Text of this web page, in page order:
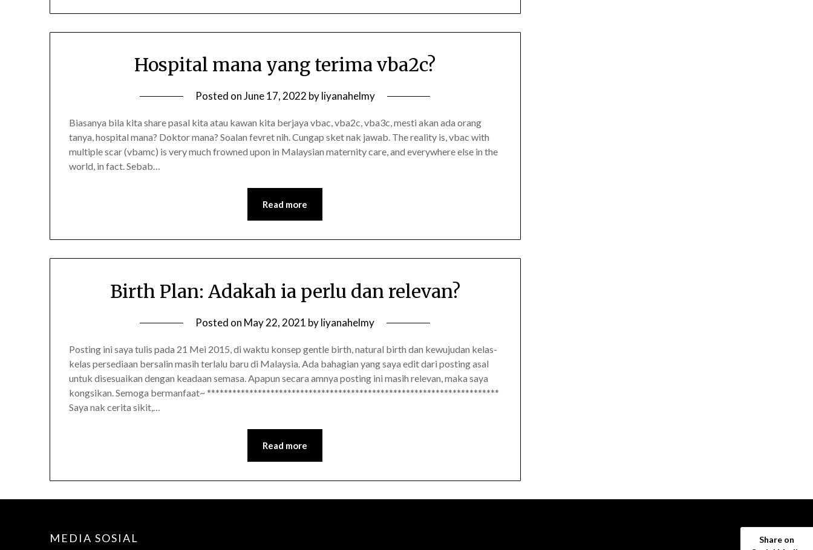
Hospital mana yang terima vba2c?
Posted onJune 17, 2022 byliyanahelmy
Biasanya bila kita share pasal kita atau kawan kita berjaya vbac, vba2c, vba3c, mesti akan ada orang
tanya, hospital mana? Doktor mana? Soalan fevret nih. Cungap sket nak jawab. The reality is, vbac with
multiple scar (vbamc) is very much frowned upon in Malaysian maternity care, and everywhere else in the
world, in fact. Sebab…
Read more
Birth Plan: Adakah ia perlu dan relevan?
Posted on May 22, 2021 byliyanahelmy
Posting ini saya tulis pada 21 Mei 2015, di waktu konsep gentle birth, natural birth dan kewujudan kelas-
kelas persediaan bersalin masih terlalu baru di Malaysia. Ada bahagian yang saya edit dari posting asal
untuk disesuaikan dengan keadaan semasa. Apapun secara amnya posting ini masih relevan, maka saya
kongsikan. Semoga bermanfaat~ *********************************************************************
Saya nak cerita sikit,…
Read more
MEDIA SOSIAL
Share on